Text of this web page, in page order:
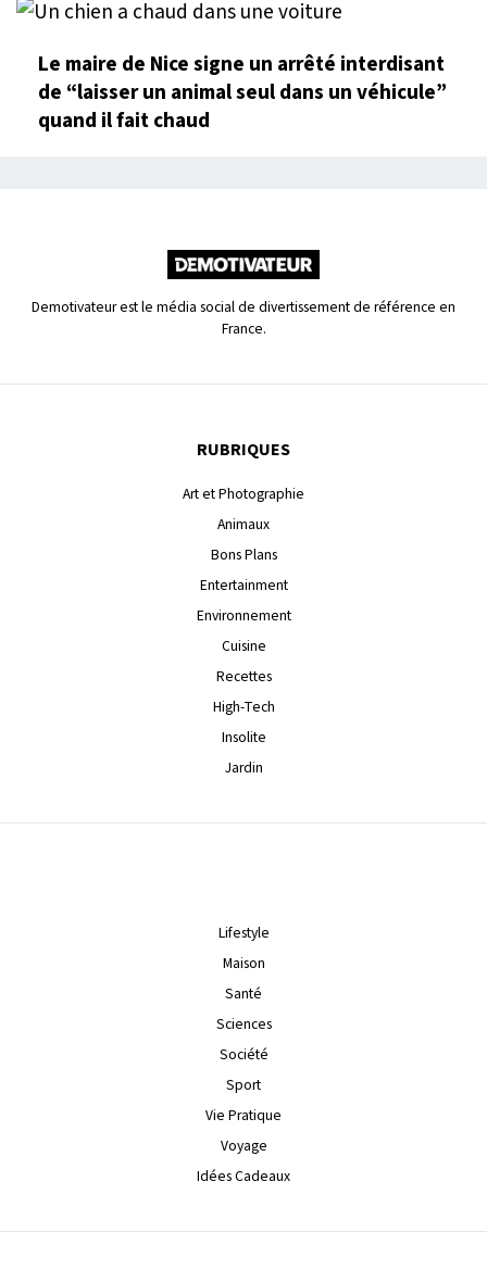
Le maire de Nice signe un arrêté interdisant
de “laisser un animal seul dans un véhicule”
quand il fait chaud
Demotivateur est le média social de divertissement de référence en
France.
RUBRIQUES
Art et Photographie
Animaux
Bons Plans
Entertainment
Environnement
Cuisine
Recettes
High-Tech
Insolite
Jardin
Lifestyle
Maison
Santé
Sciences
Société
Sport
Vie Pratique
Voyage
Idées Cadeaux